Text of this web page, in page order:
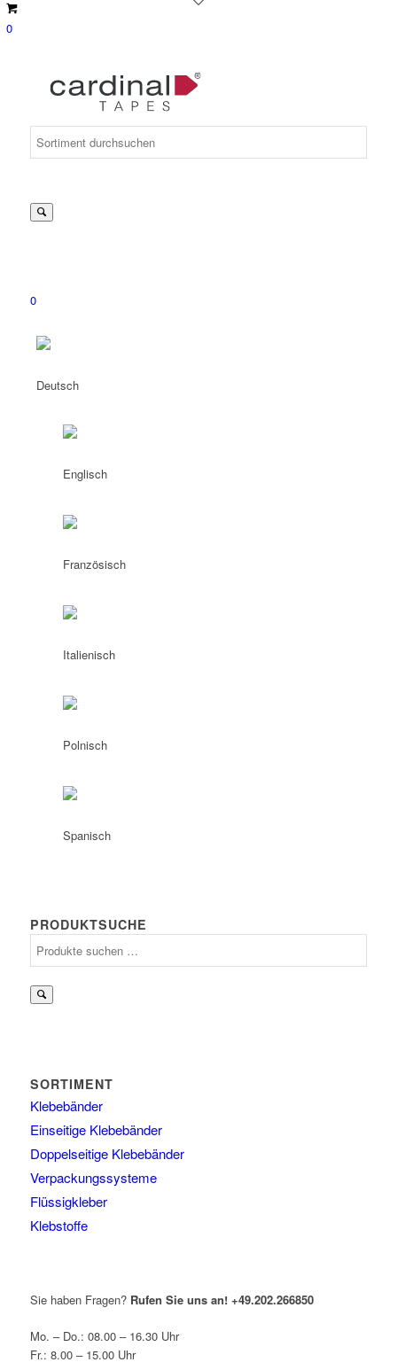
0
Suche
0
PRODUKTSUCHE
SORTIMENT
Klebebänder
Einseitige Klebebänder
Doppelseitige Klebebänder
Verpackungssysteme
Flüssigkleber
Klebstoffe
Sie haben Fragen? Rufen Sie uns an! +49.202.266850
Mo. – Do.: 08.00 – 16.30 Uhr
Fr.: 8.00 – 15.00 Uhr